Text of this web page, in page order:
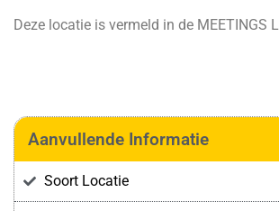
Deze locatie is vermeld in de MEETINGS
Aanvullende Informatie
Soort Locatie